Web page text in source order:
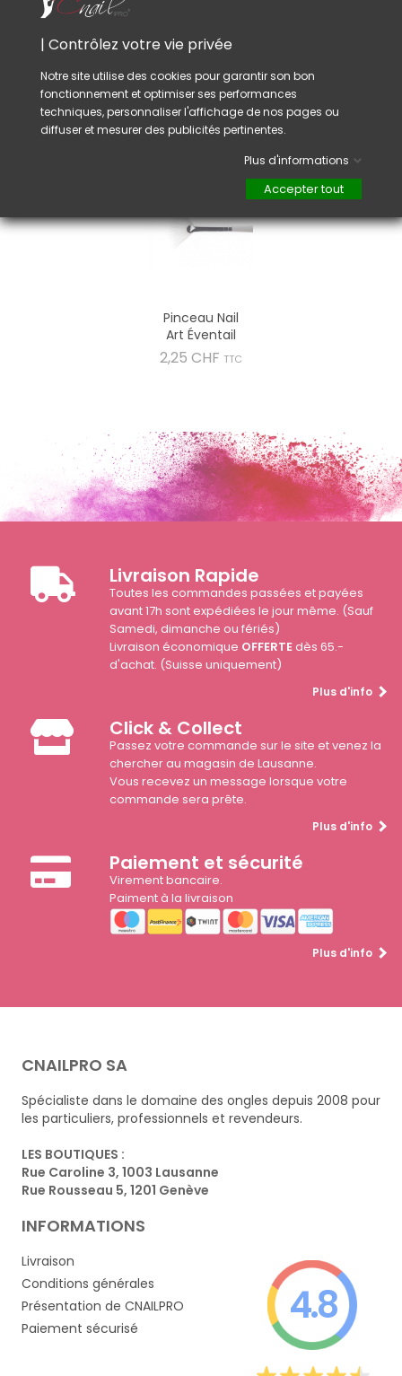
Conseil :
Si vous choisissez la technique avant le Gel UV
Finish, une fois les glitters fixés sur la
construction, limez la surface des ongles. Ceci
vous garantira une finition lisse et sans défaut.
VOUS AIMEREZ AUSSI
Pinceau Nail
Art Éventail
2,25 CHF Prix
TTC
Livraison Rapide
Toutes les commandes passées et payées
avant 17h sont expédiées le jour même. (Sauf
Samedi, dimanche ou fériés)
Livraison économique OFFERTEdès 65.-
d'achat. (Suisse uniquement)
Plus d'info
Click & Collect
Passez votre commande sur le site et venez la
chercher au magasin de Lausanne.
Vous recevez un message lorsque votre
commande sera prête.
Plus d'info
Paiement et sécurité
Virement bancaire.
Paiment à la livraison
Plus d'info
CNAILPRO SA
Spécialiste dans le domaine des ongles depuis 2008 pour
les particuliers, professionnels et revendeurs.
LES BOUTIQUES :
Rue Caroline 3, 1003 Lausanne
Rue Rousseau 5, 1201 Genève
INFORMATIONS
Livraison
Conditions générales
Présentation de CNAILPRO
Paiement sécurisé
4.8
| Contrôlez votre vie privée
Notre site utilise des cookies pour garantir son bon
fonctionnement et optimiser ses performances
techniques, personnaliser l'affichage de nos pages ou
diffuser et mesurer des publicités pertinentes.
Plus d'informations
Accepter tout